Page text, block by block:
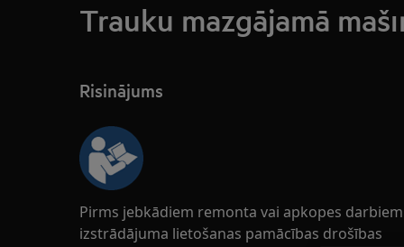
Trauku mazgājamā
Risinājums
Pirms jebkādiem remonta vai apkopes
izstrādājuma lietošanas pamācības drošības